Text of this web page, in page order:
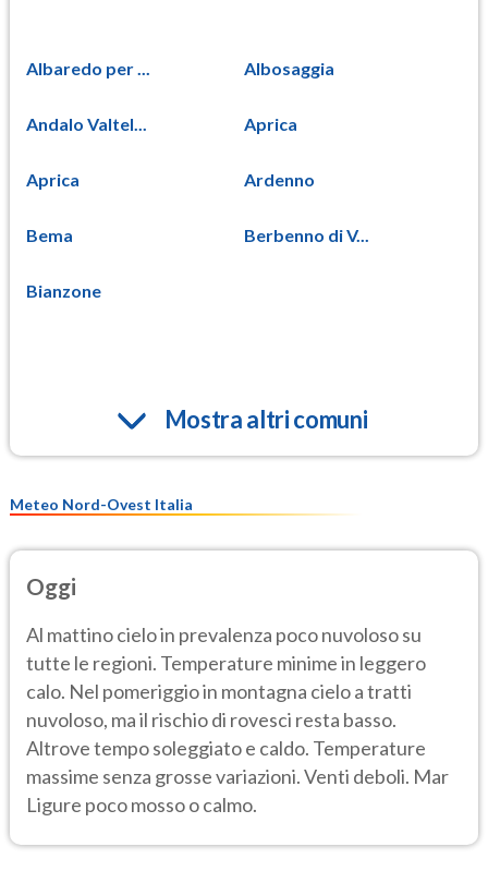
Albaredo per ... Albosaggia
Andalo Valtel... Aprica
Aprica Ardenno
Bema Berbenno di V...
Bianzone
Mostra altri comuni
Meteo Nord-Ovest Italia
Oggi
Al mattino cielo in prevalenza poco nuvoloso su
tutte le regioni. Temperature minime in leggero
calo. Nel pomeriggio in montagna cielo a tratti
nuvoloso, ma il rischio di rovesci resta basso.
Altrove tempo soleggiato e caldo. Temperature
massime senza grosse variazioni. Venti deboli. Mar
Ligure poco mosso o calmo.